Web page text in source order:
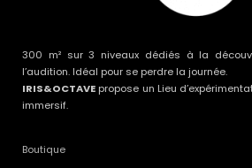
300 m² sur 3 niveaux dédiés à la
l’audition. Idéal pour se perdre la journée.
IRIS&OCTAVE propose un Lieu
immersif.
Boutique